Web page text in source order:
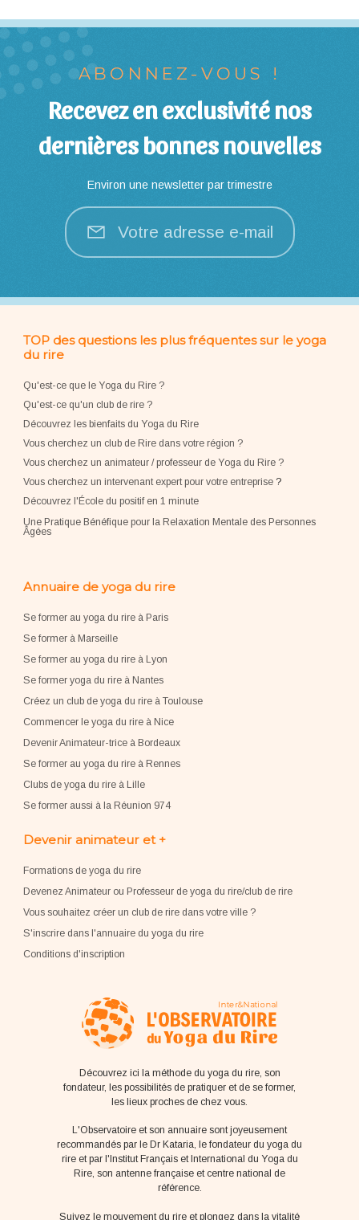
ABONNEZ-VOUS !
Recevez en exclusivité nos
dernières bonnes nouvelles
Environ une newsletter par trimestre
Votre adresse e-mail
TOP des questions les plus fréquentes sur le yoga
du rire
Qu'est-ce que le Yoga du Rire ?
Qu'est-ce qu'un club de rire ?
Découvrez les bienfaits du Yoga du Rire
Vous cherchez un club de Rire dans votre région ?
Vous cherchez un animateur / professeur de Yoga du Rire ?
Vous cherchez un intervenant expert pour votre entreprise?
Découvrez l'École du positif en 1 minute
Une Pratique Bénéfique pour la Relaxation Mentale des Personnes
Âgées
Annuaire de yoga du rire
Se former au yoga du rire à Paris
Se former à Marseille
Se former au yoga du rire à Lyon
Se former yoga du rire à Nantes
Créez un club de yoga du rire à Toulouse
Commencer le yoga du rire à Nice
Devenir Animateur-trice à Bordeaux
Se former au yoga du rire à Rennes
Clubs de yoga du rire à Lille
Se former aussi à la Réunion 974
Devenir animateur et +
Formations de yoga du rire
Devenez Animateur ou Professeur de yoga du rire/club de rire
Vous souhaitez créer un club de rire dans votre ville ?
S'inscrire dans l'annuaire du yoga du rire
Conditions d'inscription
Découvrez ici la méthode du yoga du rire, son
fondateur, les possibilités de pratiquer et de se former,
les lieux proches de chez vous.
L'Observatoire et son annuaire sont joyeusement
recommandés par le Dr Kataria, le fondateur du yoga du
rire et par l'Institut Français et International du Yoga du
Rire, son antenne française et centre national de
référence.
Suivez le mouvement du rire et plongez dans la vitalité